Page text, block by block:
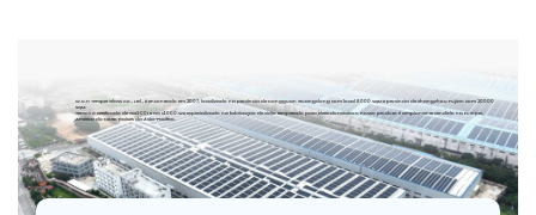
W.C.H Temper Glass Co., Ltd., é encontrado em 2007, localizado na província de Dongguan Guangdong com local 8000 SQM e província de Zhangzhou Fujian com 20000
SQM.
Temos o certificado de ISO9001 e ISO 14000.We especializado na fabricação de vidro temperado para eletrodomésticos; nosso produto é amplamente vendido na Europa,
América do Norte, países da Ásia-Pacífico.